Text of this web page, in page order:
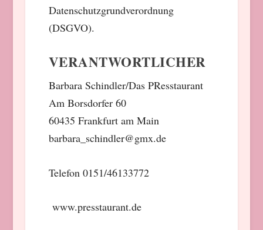
Datenschutzgrundverordnung
(DSGVO).
VERANTWORTLICHER
Barbara Schindler/Das PResstaurant
Am Borsdorfer 60
60435 Frankfurt am Main
barbara_schindler@gmx.de
Telefon 0151/46133772
www.presstaurant.de